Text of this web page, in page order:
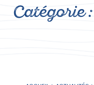
Catégorie :